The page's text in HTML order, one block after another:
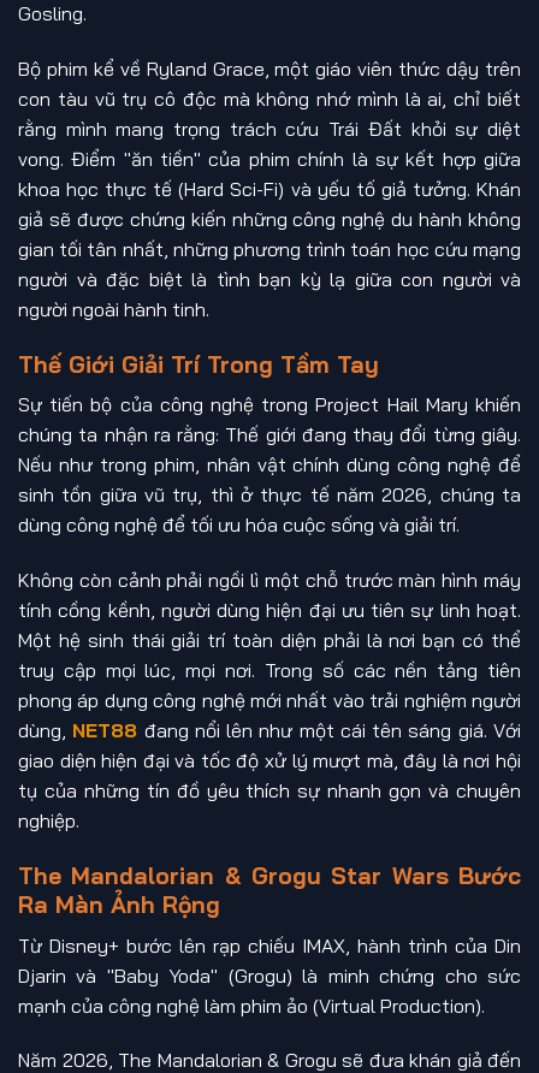
Gosling.
Bộ phim kể về Ryland Grace, một giáo viên thức dậy trên
con tàu vũ trụ cô độc mà không nhớ mình là ai, chỉ biết
rằng mình mang trọng trách cứu Trái Đất khỏi sự diệt
vong. Điểm "ăn tiền" của phim chính là sự kết hợp giữa
khoa học thực tế (Hard Sci-Fi) và yếu tố giả tưởng. Khán
giả sẽ được chứng kiến những công nghệ du hành không
gian tối tân nhất, những phương trình toán học cứu mạng
người và đặc biệt là tình bạn kỳ lạ giữa con người và
người ngoài hành tinh.
Thế Giới Giải Trí Trong Tầm Tay
Sự tiến bộ của công nghệ trong Project Hail Mary khiến
chúng ta nhận ra rằng: Thế giới đang thay đổi từng giây.
Nếu như trong phim, nhân vật chính dùng công nghệ để
sinh tồn giữa vũ trụ, thì ở thực tế năm 2026, chúng ta
dùng công nghệ để tối ưu hóa cuộc sống và giải trí.
Không còn cảnh phải ngồi lì một chỗ trước màn hình máy
tính cồng kềnh, người dùng hiện đại ưu tiên sự linh hoạt.
Một hệ sinh thái giải trí toàn diện phải là nơi bạn có thể
truy cập mọi lúc, mọi nơi. Trong số các nền tảng tiên
phong áp dụng công nghệ mới nhất vào trải nghiệm người
dùng, NET88 đang nổi lên như một cái tên sáng giá. Với
giao diện hiện đại và tốc độ xử lý mượt mà, đây là nơi hội
tụ của những tín đồ yêu thích sự nhanh gọn và chuyên
nghiệp.
The Mandalorian & Grogu Star Wars Bước
Ra Màn Ảnh Rộng
Từ Disney+ bước lên rạp chiếu IMAX, hành trình của Din
Djarin và "Baby Yoda" (Grogu) là minh chứng cho sức
mạnh của công nghệ làm phim ảo (Virtual Production).
Năm 2026, The Mandalorian & Grogu sẽ đưa khán giả đến